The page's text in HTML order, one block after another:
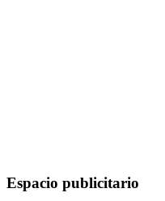
Espacio publicitario